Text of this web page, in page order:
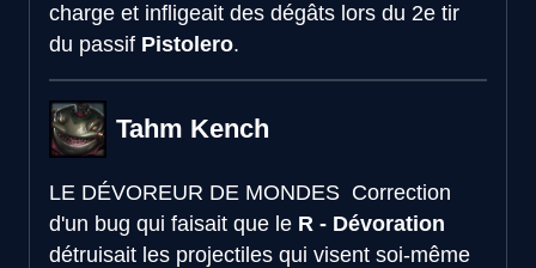
charge et infligeait des dégâts lors du 2e tir
du passif Pistolero.
Tahm Kench
LE DÉVOREUR DE MONDES Correction
d'un bug qui faisait que le R - Dévoration
détruisait les projectiles qui visent soi-même